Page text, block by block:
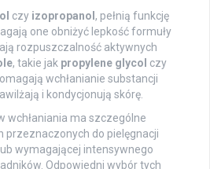
czy izopropanol , pełnią funkcję
one obniżyć lepkość formuły
rozpuszczalność aktywnych
, takie jak propylene glycol czy
wchłanianie substancji
i kondycjonują skórę.
wchłaniania ma szczególne
przeznaczonych do pielęgnacji
wymagającej intensywnego
Odpowiedni wybór tych